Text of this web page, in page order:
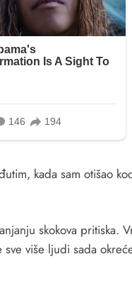
kada sam otišao
skokova pritiska.
više ljudi sada